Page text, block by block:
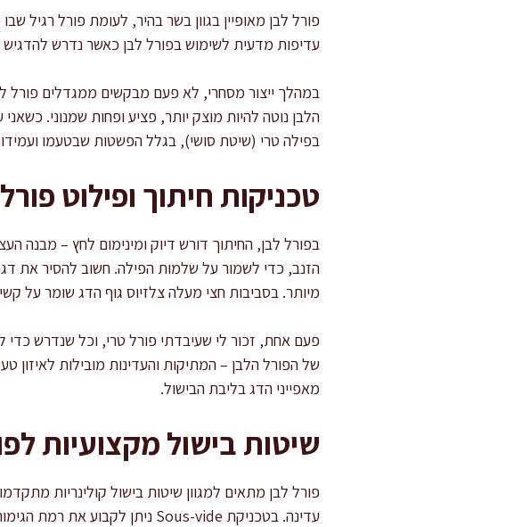
פורל לבן מאופיין בגוון בשר בהיר, לעומת פורל רגיל
עדיפות מדעית לשימוש בפורל לבן כאשר נדרש להדגיש
במהלך ייצור מסחרי, לא פעם מבקשים ממגדלים פורל
הלבן נוטה להיות מוצק יותר, פציע ופחות שמנוני.
בפילה טרי (שיטת סושי), בגלל הפשטות שבטעמו
טכניקות חיתוך ופילוט
בפורל לבן, החיתוך דורש דיוק ומינימום לחץ – מבנה
הזנב, כדי לשמור על שלמות הפילה. חשוב להסיר את
מיותר. בסביבות חצי מעלה צלזיוס גוף הדג שומר על
פעם אחת, זכור לי שעיבדתי פורל טרי, וכל שנדרש
של הפורל הלבן – המתיקות והעדינות מובילות לאיזון
מאפייני הדג בליבת הבישול.
שיטות בישול מקצועיות